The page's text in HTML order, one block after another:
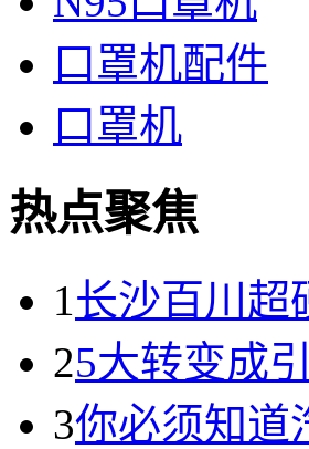
口罩机配件
口罩机
热点聚焦
1长沙百川超
25大转变成
3你必须知道